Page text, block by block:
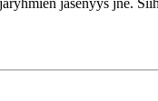
jäsenyys jne.